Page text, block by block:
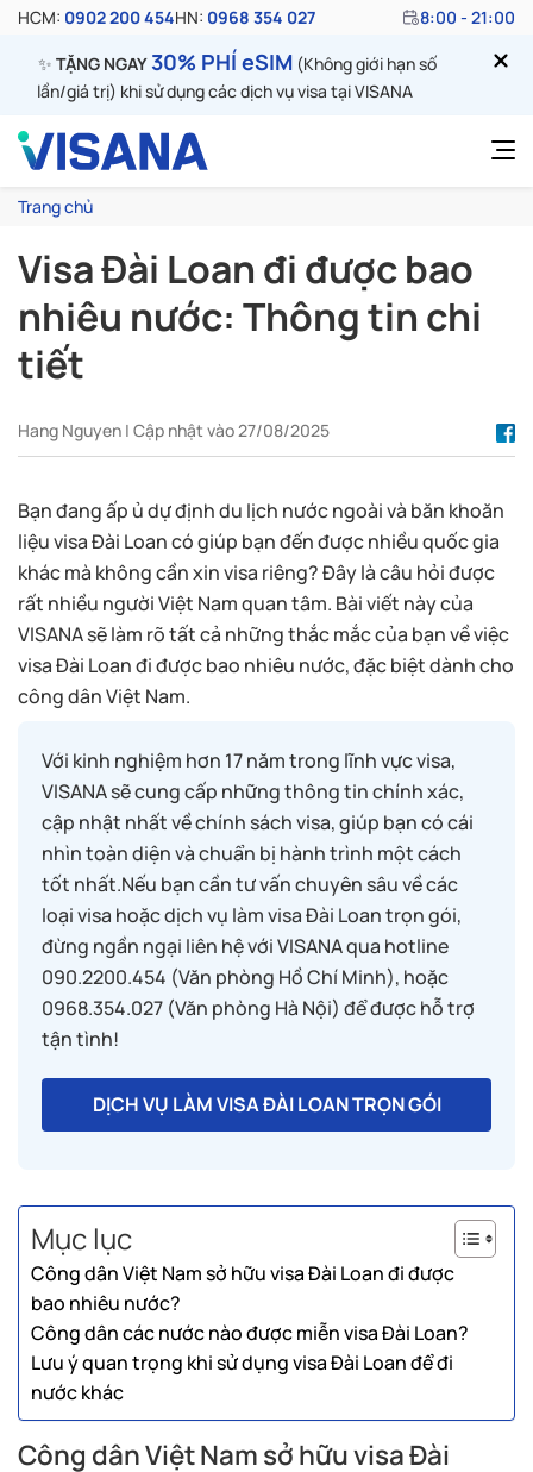
HCM: 0902 200 454HN: 0968 354 027 8:00 - 21:00
✨ TẶNG NGAY30% PHÍ eSIM (Không giới hạn số
lần/giá trị) khi sử dụng các dịch vụ visa tại VISANA
Trang chủ
Visa Đài Loan đi được bao
nhiêu nước: Thông tin chi
tiết
Hang Nguyen | Cập nhật vào 27/08/2025
Bạn đang ấp ủ dự định du lịch nước ngoài và băn khoăn
liệu visa Đài Loan có giúp bạn đến được nhiều quốc gia
khác mà không cần xin visa riêng? Đây là câu hỏi được
rất nhiều người Việt Nam quan tâm. Bài viết này của
VISANA sẽ làm rõ tất cả những thắc mắc của bạn về việc
visa Đài Loan đi được bao nhiêu nước, đặc biệt dành cho
công dân Việt Nam.
Với kinh nghiệm hơn 17 năm trong lĩnh vực visa,
VISANA sẽ cung cấp những thông tin chính xác,
cập nhật nhất về chính sách visa, giúp bạn có cái
nhìn toàn diện và chuẩn bị hành trình một cách
tốt nhất.Nếu bạn cần tư vấn chuyên sâu về các
loại visa hoặc dịch vụ làm visa Đài Loan trọn gói,
đừng ngần ngại liên hệ với VISANA qua hotline
090.2200.454 (Văn phòng Hồ Chí Minh), hoặc
0968.354.027 (Văn phòng Hà Nội) để được hỗ trợ
tận tình!
DỊCH VỤ LÀM VISA ĐÀI LOAN TRỌN GÓI
Mục lục
Công dân Việt Nam sở hữu visa Đài Loan đi được
bao nhiêu nước?
Công dân các nước nào được miễn visa Đài Loan?
Lưu ý quan trọng khi sử dụng visa Đài Loan để đi
nước khác
Công dân Việt Nam sở hữu visa Đài